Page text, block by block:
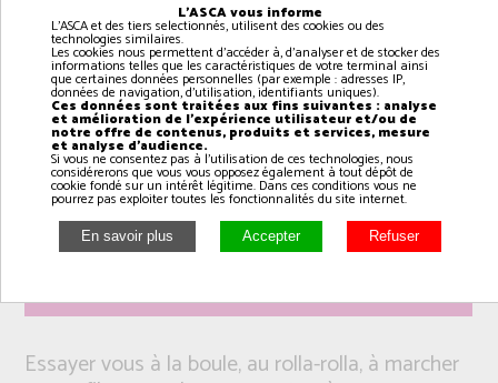
Intervenant(e): Coraline
Essayer vous à la boule, au rolla-rolla, à marcher
L'ASCA vous informe
L'ASCA et des tiers selectionnés, utilisent des cookies ou des
technologies similaires.
Les cookies nous permettent d'accéder à, d'analyser et de stocker des
informations telles que les caractéristiques de votre terminal ainsi
que certaines données personnelles (par exemple : adresses IP,
données de navigation, d'utilisation, identifiants uniques).
Ces données sont traitées aux fins suivantes : analyse
et amélioration de l'expérience utilisateur et/ou de
notre offre de contenus, produits et services, mesure
et analyse d'audience.
Si vous ne consentez pas à l'utilisation de ces technologies, nous
considérerons que vous vous opposez également à tout dépôt de
cookie fondé sur un intérêt légitime. Dans ces conditions vous ne
pourrez pas exploiter toutes les fonctionnalités du site internet.